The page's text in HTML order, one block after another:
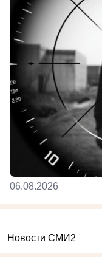
06.08.2026
Новости СМИ2